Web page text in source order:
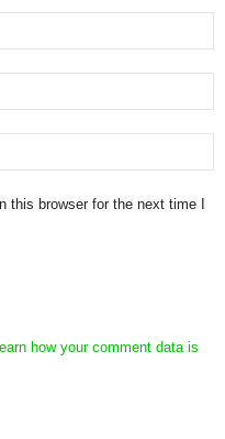
this browser for the next time I
how your comment data is